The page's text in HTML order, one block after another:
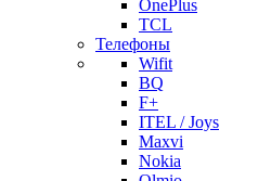
OnePlus
TCL
Телефоны
Wifit
BQ
F+
ITEL / Joys
Maxvi
Nokia